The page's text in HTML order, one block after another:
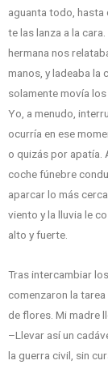
aguanta todo, hasta
te las lanza a la
hermana nos
manos, y ladeaba la
solamente movía
Yo, a menudo,
ocurría en ese
o quizás por apatía.
coche fúnebre
aparcar lo más
viento y la lluvia le
alto y fuerte.
Tras intercambiar
comenzaron la
de flores. Mi madre
–Llevar así un
la guerra civil, sin